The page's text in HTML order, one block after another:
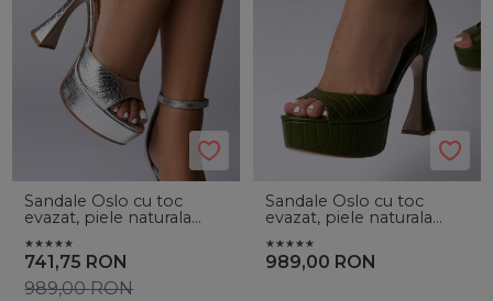
Sandale Oslo cu toc
evazat, piele naturala
741,75 RON
989,00RON
Sandale Oslo cu toc
evazat, piele naturala
989,00 RON